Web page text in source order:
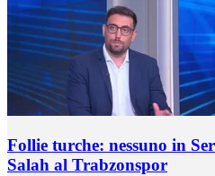
Follie turche: nessuno in
Salah al Trabzonspor